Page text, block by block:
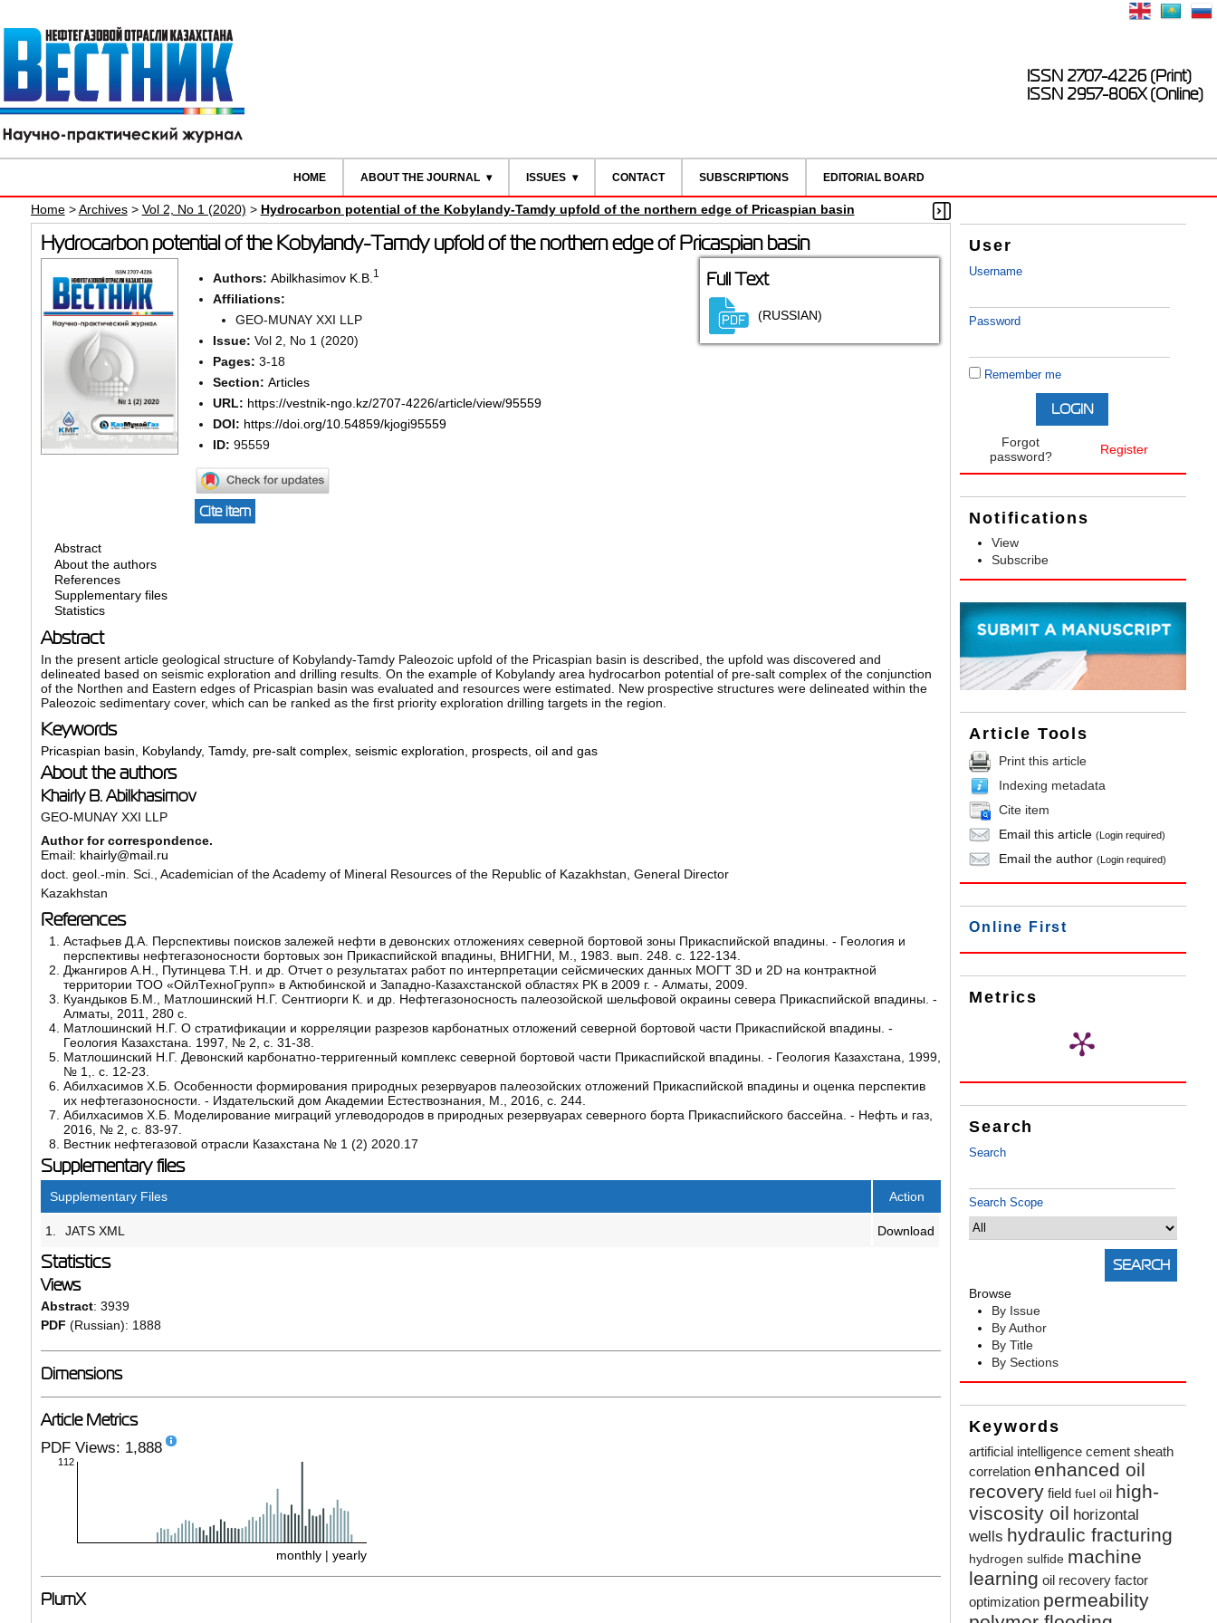
ISSN 2707-4226 (Print)
ISSN 2957-806X (Online)
HOME ABOUT THE JOURNAL ISSUES CONTACT SUBSCRIPTIONS EDITORIAL BOARD
User
Username
Password
Remember me
Forgot
password?
Register
Notifications
View
Subscribe
Article Tools
Print this article
Indexing metadata
Cite item
Email this article(Login required)
Email the author(Login required)
Online First
Metrics
Search
Search
Search Scope
Browse
By Issue
By Author
By Title
By Sections
Keywords
artificial intelligence cement sheath
correlation enhanced oil
recovery field fuel oil high-
viscosity oil horizontal
wells hydraulic fracturing
hydrogen sulfide machine
learning oil recovery factor
optimization permeability
Home>Archives> Vol 2, No 1 (2020) > Hydrocarbon potential of the Kobylandy-Tamdy upfold of the northern edge of Pricaspian basin
Hydrocarbon potential of the Kobylandy-Tamdy upfold of the northern edge of Pricaspian basin
Authors: Abilkhasimov K.B. 1
Affiliations:
GEO-MUNAY XXI LLP
Issue: Vol 2, No 1 (2020)
Pages: 3-18
Section: Articles
URL: https://vestnik-ngo.kz/2707-4226/article/view/95559
DOI: https://doi.org/10.54859/kjogi95559
ID: 95559
Cite item
Full Text
(RUSSIAN)
Abstract
About the authors
References
Supplementary files
Statistics
Abstract
In the present article geological structure of Kobylandy-Tamdy Paleozoic upfold of the Pricaspian basin is described, the upfold was discovered and
delineated based on seismic exploration and drilling results. On the example of Kobylandy area hydrocarbon potential of pre-salt complex of the conjunction
of the Northen and Eastern edges of Pricaspian basin was evaluated and resources were estimated. New prospective structures were delineated within the
Paleozoic sedimentary cover, which can be ranked as the first priority exploration drilling targets in the region.
Keywords
Pricaspian basin Kobylandy, Tamdy, pre-salt complex, seismic exploration prospects, oil and gas
About the authors
Khairly B. Abilkhasimov
GEO-MUNAY XXI LLP
Author for correspondence.
Email: khairly@mail.ru
doct. geol.-min. Sci., Academician of the Academy of Mineral Resources of the Republic of Kazakhstan, General Director
Kazakhstan
References
Астафьев Д.А. Перспективы поисков залежей нефти в девонских отложениях северной бортовой зоны Прикаспийской впадины. - Геология и
перспективы нефтегазоносности бортовых зон Прикаспийской впадины, ВНИГНИ, М., 1983. вып. 248. с. 122-134.
Джангиров А.Н., Путинцева Т.Н. и др. Отчет о результатах работ по интерпретации сейсмических данных МОГТ 3D и 2D на контрактной
территории ТОО «ОйлТехноГрупп» в Актюбинской и Западно-Казахстанской областях РК в 2009 г. - Алматы, 2009.
Куандыков Б.М., Матлошинский Н.Г. Сентгиорги К. и др. Нефтегазоносность палеозойской шельфовой окраины севера Прикаспийской впадины. -
Алматы, 2011, 280 с.
Матлошинский Н.Г. О стратификации и корреляции разрезов карбонатных отложений северной бортовой части Прикаспийской впадины. -
Геология Казахстана. 1997, № 2, с. 31-38.
Матлошинский Н.Г. Девонский карбонатно-терригенный комплекс северной бортовой части Прикаспийской впадины. - Геология Казахстана, 1999,
№ 1,. с. 12-23.
Абилхасимов Х.Б. Особенности формирования природных резервуаров палеозойских отложений Прикаспийской впадины и оценка перспектив
их нефтегазоносности. - Издательский дом Академии Естествознания, М., 2016, с. 244.
Абилхасимов Х.Б. Моделирование миграций углеводородов в природных резервуарах северного борта Прикаспийского бассейна. - Нефть и газ,
2016, № 2, с. 83-97.
Вестник нефтегазовой отрасли Казахстана № 1 (2) 2020.17
Supplementary files
Supplementary Files Action
1. JATS XML Download
Statistics
Views
Abstract: 3939
PDF (Russian): 1888
Dimensions
Article Metrics
PDF Views: 1,888
112
monthly| yearly
PlumX